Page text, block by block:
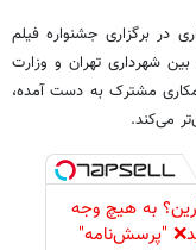
در برگزاری جشنواره فیلم
بین شهرداری تهران و وزارت
مشترک به دست آمده،
می‌کند.
به هیچ وجه
"پرسش‌نامه"